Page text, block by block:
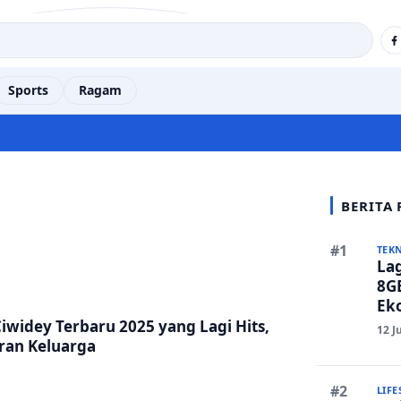
Sports Ragam
Terbaru 2025 yang Lagi Hits,
Keluarga
BERITA
12